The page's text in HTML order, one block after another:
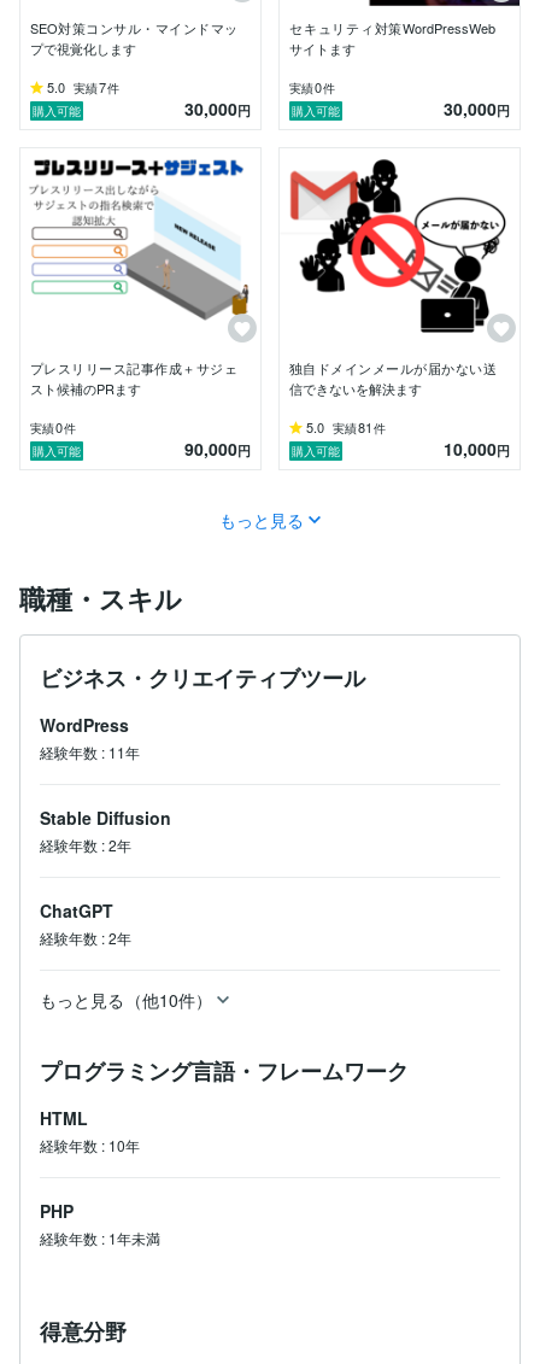
【提供サービス】
逆SEOで悪質サイトや掲示板を圏外へ
口コミ改善、Googleマップ対策
SEO最適化サイト制作・改善
SNS炎上予防・オンラインリスク管理
医療機関・士業向けネット評判診断
サーバー障害・メール不具合の緊急復旧
【料金】
基本料金：30,000円〜（ヒアリング後お見積り）
大規模案件は補助金活用も可能です。
24時間以内に初期レスポンス
ご発注後、調査・施策開始
進捗は専用レポートで共有
詳細：https://coconala.com/blogs/226616/426120
【お断りするケース】
・必要事項の記載不足
・契約後の仕様追加
・決済前の着手依頼や無料相談のみ
【重要事項】
情報の無断利用は禁止。
運転中・商談中を除き24時間対応可能。
す。
SEO対策コンサル・マインドマッ
プで視覚化します
5.0 実績7件
購入可能
30,000円
セキュリティ対策WordPressWeb
サイトます
実績0件
購入可能
30,000円
プレスリリース記事作成＋サジェ
スト候補のPRます
実績0件
購入可能
90,000円
独自ドメインメールが届かない送
信できないを解決ます
5.0 実績81 件
購入可能
10,000円
もっと見る
職種・スキル
ビジネス・クリエイティブツール
WordPress
経験年数 : 11年
Stable Diffusion
経験年数 :2年
ChatGPT
経験年数 :2年
もっと見る（他10件）
プログラミング言語・フレームワーク
HTML
経験年数 : 10年
PHP
経験年数 : 1年未満
得意分野